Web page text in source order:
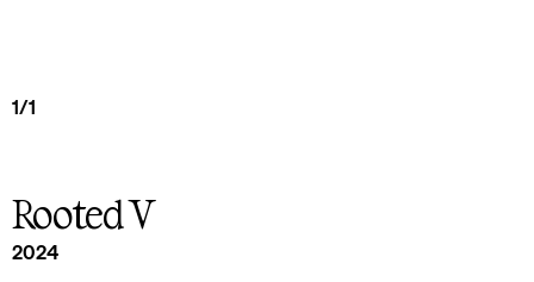
1/1
Rooted V
2024